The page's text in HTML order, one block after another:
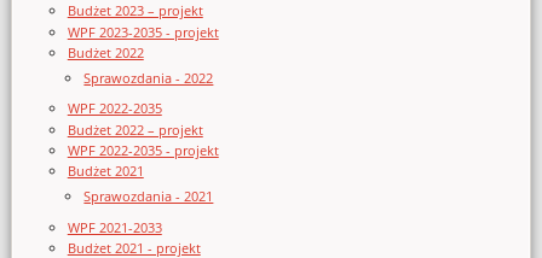
Budżet 2023 – projekt
WPF 2023-2035 - projekt
Budżet 2022
Sprawozdania - 2022
WPF 2022-2035
Budżet 2022 – projekt
WPF 2022-2035 - projekt
Budżet 2021
Sprawozdania - 2021
WPF 2021-2033
Budżet 2021 - projekt